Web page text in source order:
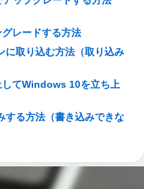
レードする方法
取り込む方法（取り込み
してWindows 10を立ち上
る方法（書き込みできな